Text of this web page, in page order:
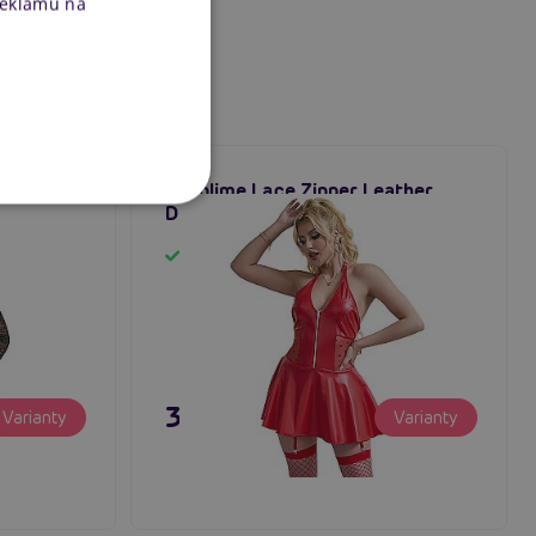
Varianty
Subblime Lace Zipper Leather
Dress (Red), kožené minišaty
Skladom
35,80 € Varianty